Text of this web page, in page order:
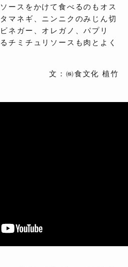
ースをかけて食べるのもオス
マネギ、ニンニクのみじん切
ネガー、オレガノ、パプリ
チミチュリソースも肉とよく
文：㈱食文化 植竹